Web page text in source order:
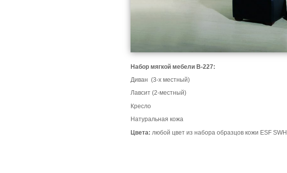
Набор мягкой мебели B-227:
Диван (3-х местный)
Лавсит (2-местный)
Кресло
Натуральная кожа
Цвета: любой цвет из набора образцов кожи ESF SWH